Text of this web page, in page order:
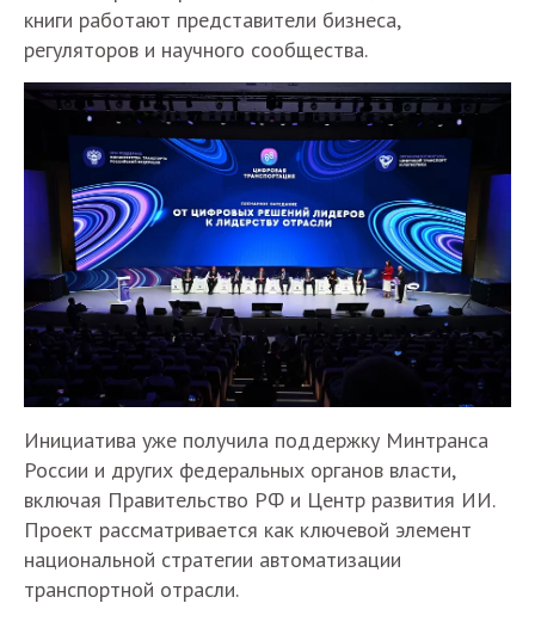
книги работают представители бизнеса,
регуляторов и научного сообщества.
Инициатива уже получила поддержку Минтранса
России и других федеральных органов власти,
включая Правительство РФ и Центр развития ИИ.
Проект рассматривается как ключевой элемент
национальной стратегии автоматизации
транспортной отрасли.